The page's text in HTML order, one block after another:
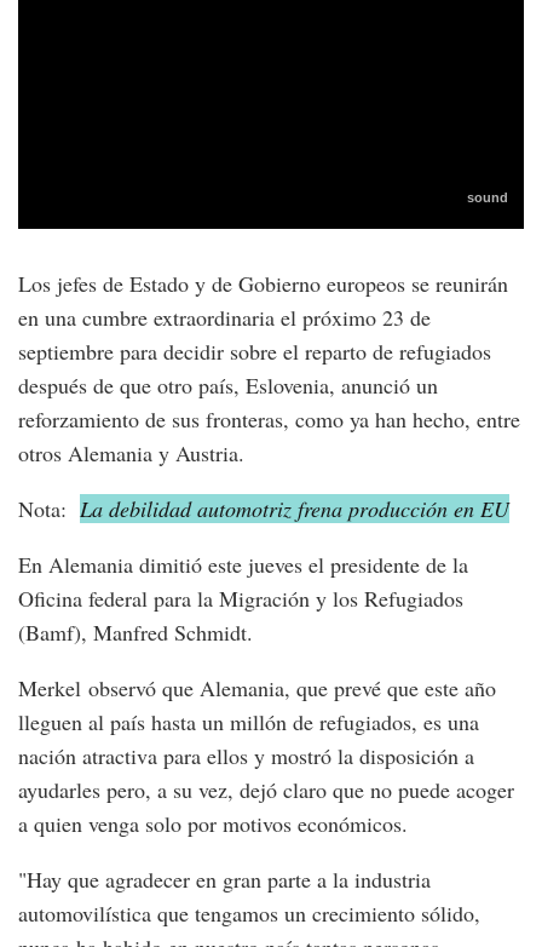
Los jefes de Estado y de Gobierno europeos se reunirán
en una cumbre extraordinaria el próximo 23 de
septiembre para decidir sobre el reparto de refugiados
después de que otro país, Eslovenia, anunció un
reforzamiento de sus fronteras, como ya han hecho, entre
otros Alemania y Austria.
Nota: La debilidad automotriz frena producción en EU
En Alemania dimitió este jueves el presidente de la
Oficina federal para la Migración y los Refugiados
(Bamf), Manfred Schmidt.
Merkel observó que Alemania, que prevé que este año
lleguen al país hasta un millón de refugiados, es una
nación atractiva para ellos y mostró la disposición a
ayudarles pero, a su vez, dejó claro que no puede acoger
a quien venga solo por motivos económicos.
"Hay que agradecer en gran parte a la industria
automovilística que tengamos un crecimiento sólido,